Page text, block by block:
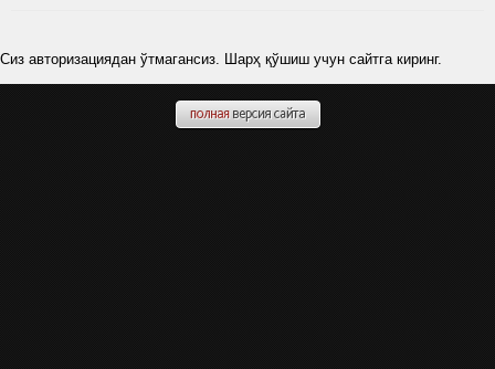
Сиз авторизациядан ўтмагансиз. Шарҳ қўшиш учун сайтга киринг.